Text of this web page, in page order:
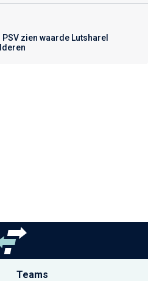
zien waarde Lutsharel
Teams